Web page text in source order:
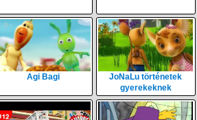
Agi Bagi
JoNaLu történetek
gyerekeknek